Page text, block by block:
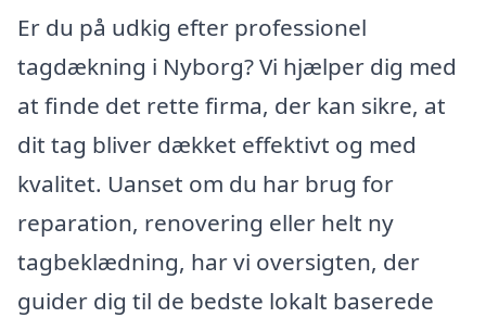
Er du på udkig efter professionel
tagdækning i Nyborg? Vi hjælper dig med
at finde det rette firma, der kan sikre, at
dit tag bliver dækket effektivt og med
kvalitet. Uanset om du har brug for
reparation, renovering eller helt ny
tagbeklædning, har vi oversigten, der
guider dig til de bedste lokalt baserede